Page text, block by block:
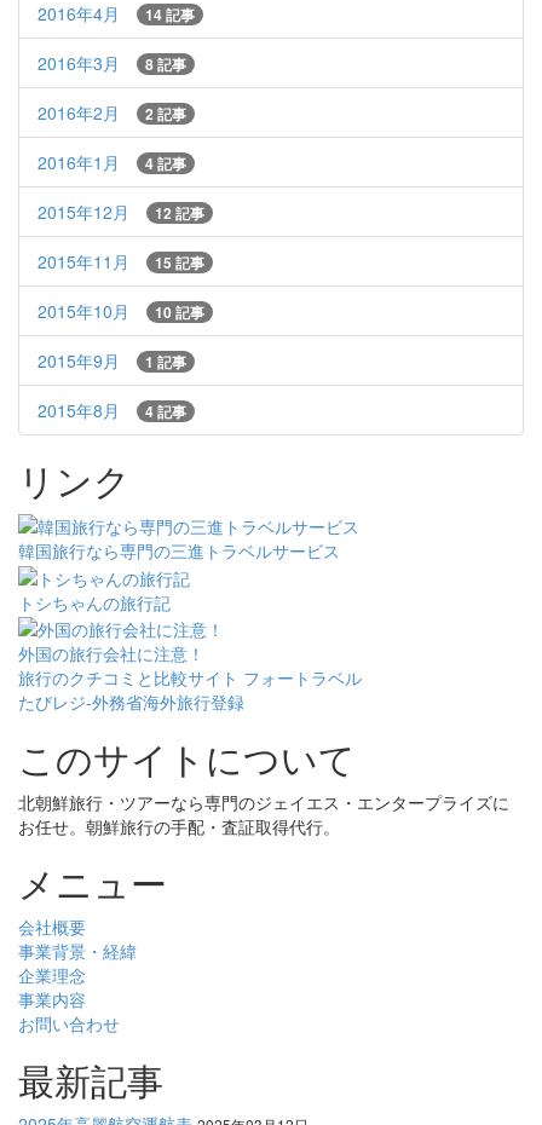
2016年4月 14 記事
2016年3月 8 記事
2016年2月 2 記事
2016年1月 4 記事
2015年12月 12 記事
2015年11月 15 記事
2015年10月 10 記事
2015年9月 1 記事
2015年8月 4 記事
リンク
韓国旅行なら専門の三進トラベルサービス
トシちゃんの旅行記
外国の旅行会社に注意！
旅行のクチコミと比較サイト フォートラベル
たびレジ-外務省海外旅行登録
このサイトについて
北朝鮮旅行・ツアーなら専門のジェイエス・エンタープライズに
お任せ。朝鮮旅行の手配・査証取得代行。
メニュー
会社概要
事業背景・経緯
企業理念
事業内容
お問い合わせ
最新記事